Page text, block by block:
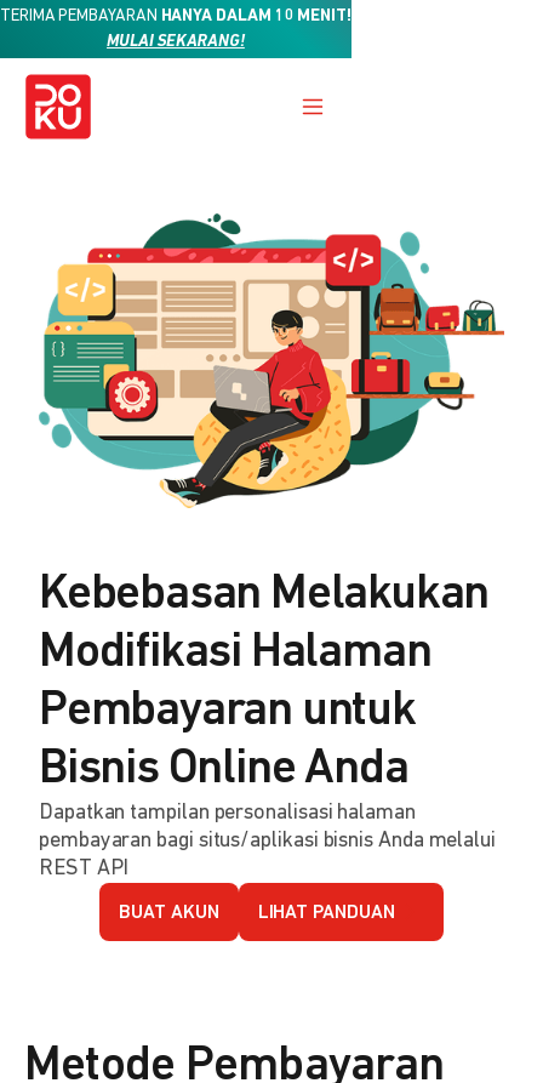
TERIMA PEMBAYARAN HANYA DALAM 10 MENIT!
MULAI SEKARANG!
Kebebasan Melakukan
Modifikasi Halaman
Pembayaran untuk
Bisnis Online Anda
Dapatkan tampilan personalisasi halaman
pembayaran bagi situs/aplikasi bisnis Anda melalui
REST API
BUAT AKUN LIHAT PANDUAN
Metode Pembayaran